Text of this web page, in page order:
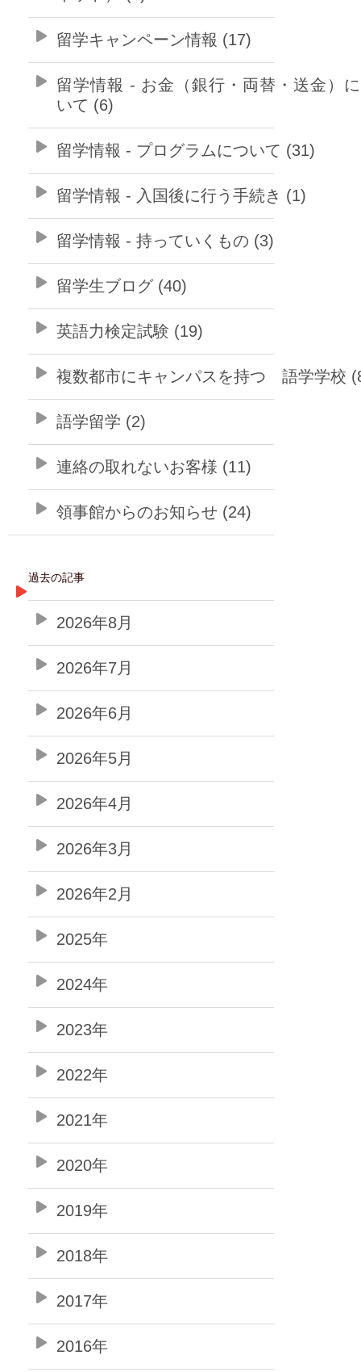
留学キャンペーン情報 (17)
留学情報 - お金（銀行・両替・送金）
いて (6)
留学情報 - プログラムについて (31)
留学情報 - 入国後に行う手続き (1)
留学情報 - 持っていくもの (3)
留学生ブログ (40)
英語力検定試験 (19)
複数都市にキャンパスを持つ 語学学校
語学留学 (2)
連絡の取れないお客様 (11)
領事館からのお知らせ (24)
過去の記事
2026年8月
2026年7月
2026年6月
2026年5月
2026年4月
2026年3月
2026年2月
2025年
2024年
2023年
2022年
2021年
2020年
2019年
2018年
2017年
2016年